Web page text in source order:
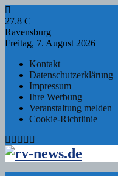
27.8 C
Ravensburg
Freitag, 7. August 2026
Kontakt
Datenschutzerklärung
Impressum
Ihre Werbung
Veranstaltung melden
Cookie-Richtlinie
Facebook
Twitter
Instagram
Email